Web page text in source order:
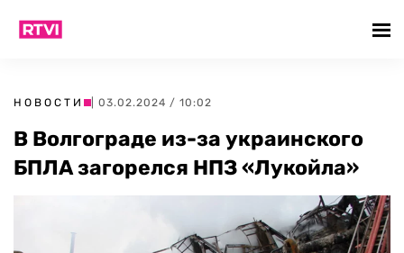
НОВОСТИ | 03.02.2024 / 10:02
В Волгограде из-за украинского
БПЛА загорелся НПЗ «Лукойла»